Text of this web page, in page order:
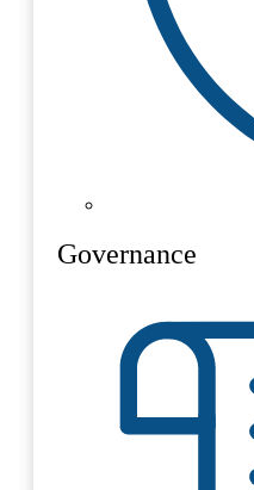
Governance